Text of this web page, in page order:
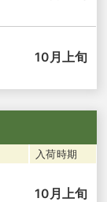
10月上旬
入荷時期
10月上旬